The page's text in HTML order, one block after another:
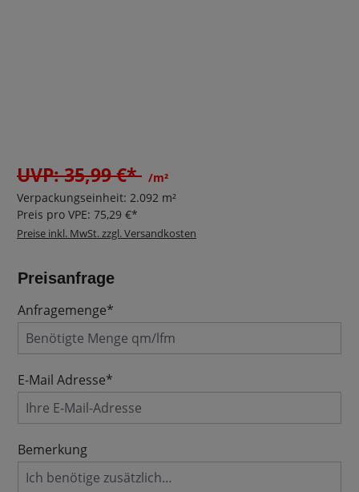
UVP: 35,99 €* /m²
Verpackungseinheit: 2.092 m²
Preis pro VPE: 75,29 €*
Preise inkl. MwSt. zzgl. Versandkosten
Preisanfrage
Anfragemenge*
E-Mail Adresse*
Bemerkung